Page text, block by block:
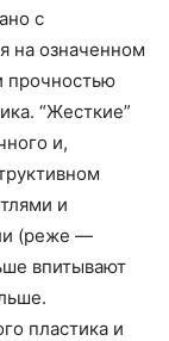
с
на означенном
прочностью
“Жесткие”
и,
и
(реже —
впитывают
пластика и